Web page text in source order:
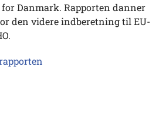
Danmark. Rapporten danner
den videre indberetning til EU-